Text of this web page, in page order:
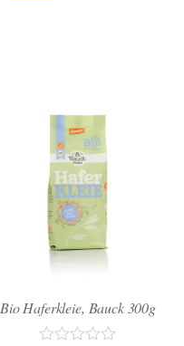
Bio Haferkleie, Bauck 300g